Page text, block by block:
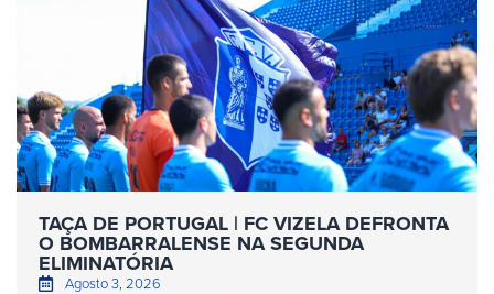
TAÇA DE PORTUGAL | FC VIZELA DEFRONTA
O BOMBARRALENSE NA SEGUNDA
ELIMINATÓRIA
Agosto 3, 2026